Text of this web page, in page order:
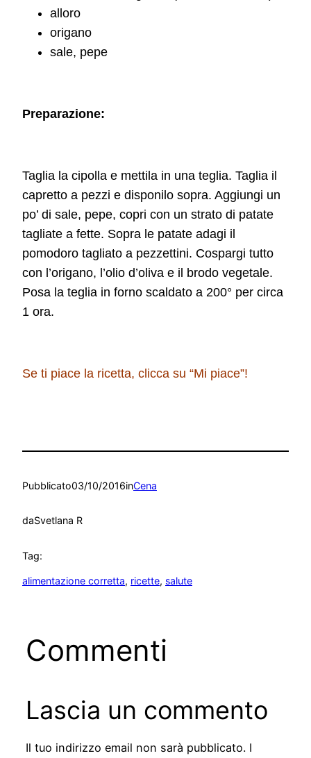
alloro
origano
sale, pepe
Preparazione:
Taglia la cipolla e mettila in una teglia. Taglia il
capretto a pezzi e disponilo sopra. Aggiungi un
po’ di sale, pepe, copri con un strato di patate
tagliate a fette. Sopra le patate adagi il
pomodoro tagliato a pezzettini. Cospargi tutto
con l’origano, l’olio d’oliva e il brodo vegetale.
Posa la teglia in forno scaldato a 200° per circa
1 ora.
Se ti piace la ricetta, clicca su “Mi piace”!
Pubblicato03/10/2016inCena
daSvetlana R
Tag:
alimentazione corretta, ricette, salute
Commenti
Lascia un commento
Il tuo indirizzo email non sarà pubblicato. I